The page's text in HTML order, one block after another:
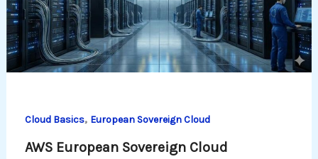
Cloud Basics, European Sovereign Cloud
AWS European Sovereign Cloud